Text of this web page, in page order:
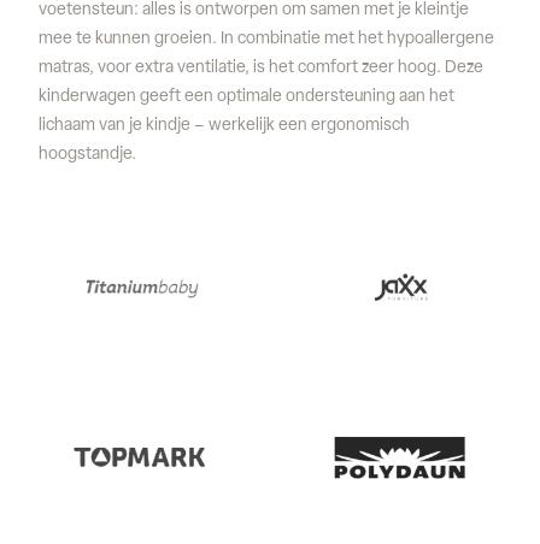
voetensteun: alles is ontworpen om samen met je kleintje
mee te kunnen groeien. In combinatie met het hypoallergene
matras, voor extra ventilatie, is het comfort zeer hoog. Deze
kinderwagen geeft een optimale ondersteuning aan het
lichaam van je kindje – werkelijk een ergonomisch
hoogstandje.